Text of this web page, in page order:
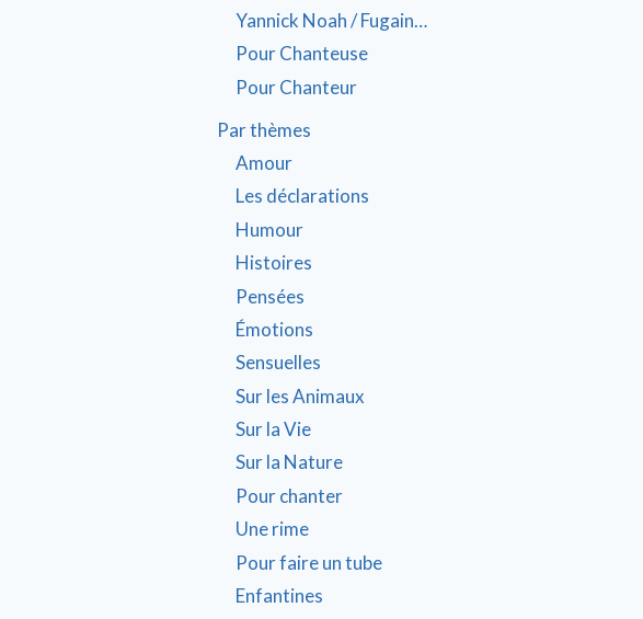
Yannick Noah / Fugain…
Pour Chanteuse
Pour Chanteur
Par thèmes
Amour
Les déclarations
Humour
Histoires
Pensées
Émotions
Sensuelles
Sur les Animaux
Sur la Vie
Sur la Nature
Pour chanter
Une rime
Pour faire un tube
Enfantines